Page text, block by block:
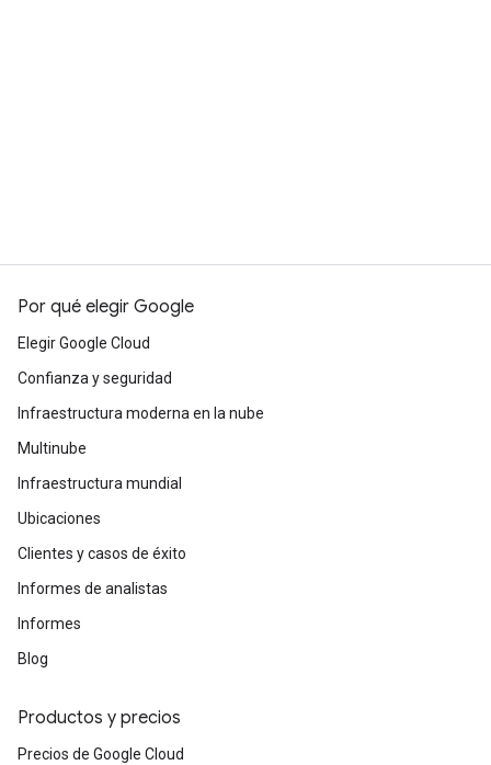
Por qué elegir Google
Elegir Google Cloud
Confianza y seguridad
Infraestructura moderna en la nube
Multinube
Infraestructura mundial
Ubicaciones
Clientes y casos de éxito
Informes de analistas
Informes
Blog
Productos y precios
Precios de Google Cloud